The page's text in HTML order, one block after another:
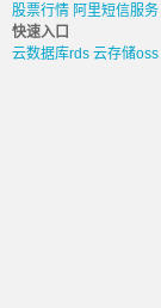
股票行情 阿里短信服务
快速入口
云数据库rds 云存储oss